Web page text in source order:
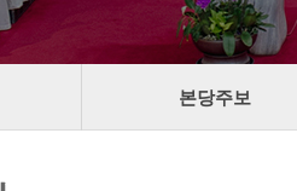
본당주보